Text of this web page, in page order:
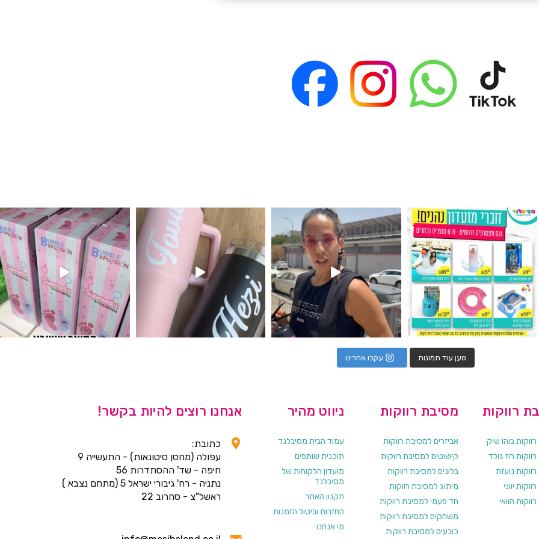
מין העובר רק במסיבלנד !! קיים
כוס נירוסטה ענקית שכול אחד צריך! קיימת באתר ובסניהמוצר הכי מבוקש שלנו מטף לגילוי מין העובר חזר למלא
טען עוד תמונות עקבו אחרינו
אנחנו רוצים להיות בקשר!
כתובת:
עפולה (מחסן סיטונאות) - התעשייה 9
חיפה - שד' ההסתדרות 56
נתניה - רח' גיבורי ישראל 5 (מתחם נצבא )
ראשל"צ - סחרוב 22
ניווט מהיר
עמוד הבית מסיבלנד
תוכנית שותפים
מועדון הלקוחות של
מסיבלנד
תקנון האתר
החזרות וביטול הזמנות
מי אנחנו
מסיבת רווקות
אביזרים למסיבת רווקות
קישוטים למסיבת רווקות
בלונים למסיבת רווקות
מיתוג למסיבת רווקות
חד פעמי למסיבת רווקות
משחקים למסיבת רווקות
כובעים למסיבת רווקות
רווקות
בוהו שיק
רוז גולד
נועזת
יווני
הוואי